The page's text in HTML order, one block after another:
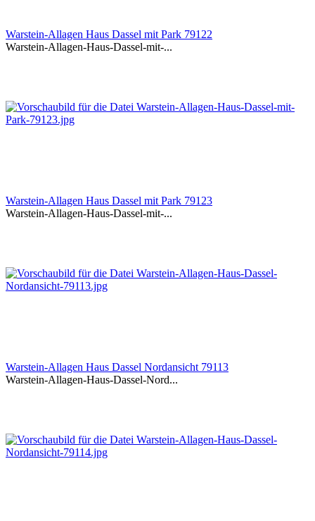
Warstein-Allagen Haus Dassel mit Park 79122
Warstein-Allagen-Haus-Dassel-mit-...
Warstein-Allagen Haus Dassel mit Park 79123
Warstein-Allagen-Haus-Dassel-mit-...
Warstein-Allagen Haus Dassel Nordansicht 79113
Warstein-Allagen-Haus-Dassel-Nord...